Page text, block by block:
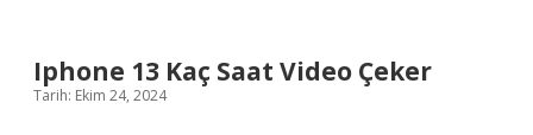
Iphone 13 Kaç Saat Video Çeker
Tarih: Ekim 24, 2024